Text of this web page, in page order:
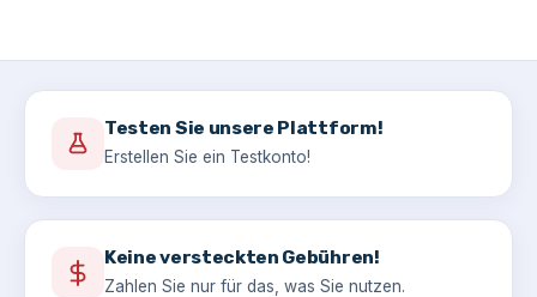
Testen Sie unsere Plattform!
Erstellen Sie ein Testkonto!
Keine versteckten Gebühren!
Zahlen Sie nur für das, was Sie nutzen.